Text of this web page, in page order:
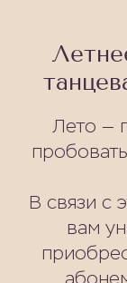
Лето —
В связи с
вам